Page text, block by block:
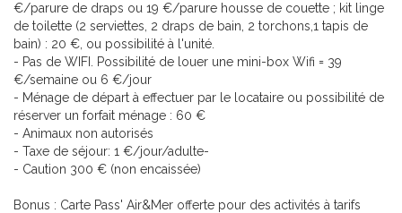
€/parure de draps ou 19 €/parure housse de couette ; kit linge
de toilette (2 serviettes, 2 draps de bain, 2 torchons,1 tapis de
bain) : 20 €, ou possibilité à l'unité.
- Pas de WIFI. Possibilité de louer une mini-box Wifi = 39
€/semaine ou 6 €/jour
- Ménage de départ à effectuer par le locataire ou possibilité de
réserver un forfait ménage : 60 €
- Animaux non autorisés
- Taxe de séjour: 1 €/jour/adulte-
- Caution 300 € (non encaissée)
Bonus : Carte Pass' Air&Mer offerte pour des activités à tarifs